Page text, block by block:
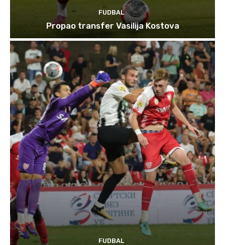
FUDBAL
Propao transfer Vasilija Kostova
FUDBAL